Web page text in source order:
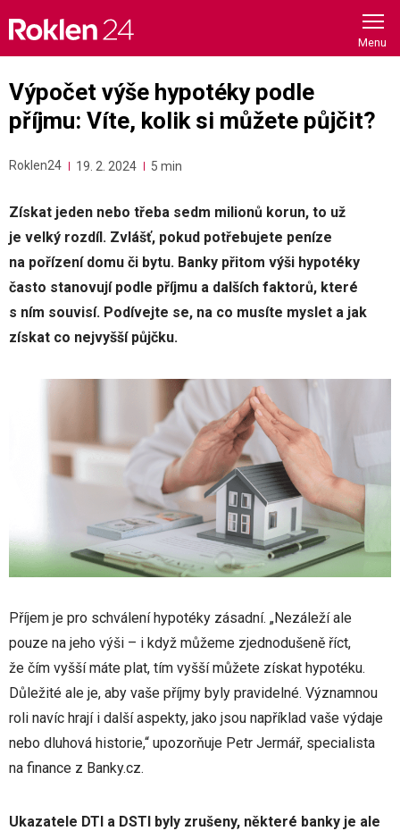
content
Výpočet výše hypotéky podle
příjmu: Víte, kolik si můžete půjčit?
Roklen24 19. 2. 2024 5 min
Získat jeden nebo třeba sedm milionů korun, to už
je velký rozdíl. Zvlášť, pokud potřebujete peníze
na pořízení domu či bytu. Banky přitom výši hypotéky
často stanovují podle příjmu a dalších faktorů, které
s ním souvisí. Podívejte se, na co musíte myslet a jak
získat co nejvyšší půjčku.
Příjem je pro schválení hypotéky zásadní. „Nezáleží ale
pouze na jeho výši – i když můžeme zjednodušeně říct,
že čím vyšší máte plat, tím vyšší můžete získat hypotéku.
Důležité ale je, aby vaše příjmy byly pravidelné. Významnou
roli navíc hrají i další aspekty, jako jsou například vaše výdaje
nebo dluhová historie,“ upozorňuje Petr Jermář, specialista
na finance z Banky.cz.
Ukazatele DTI a DSTI byly zrušeny, některé banky je ale